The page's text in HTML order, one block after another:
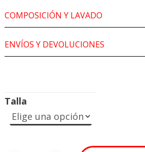
COMPOSICIÓN Y LAVADO
ENVÍOS Y DEVOLUCIONES
Talla